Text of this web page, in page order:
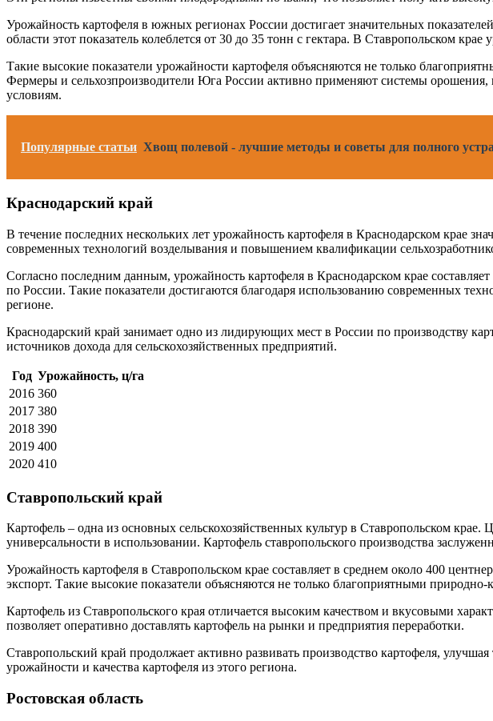
Урожайность картофеля в южных регионах России достигает значительных
области этот показатель колеблется от 30 до 35 тонн с гектара. В Ставропольском крае
Такие высокие показатели урожайности картофеля объясняются не только
Фермеры и сельхозпроизводители Юга России активно применяют системы
условиям.
Популярные статьи Хвощ полевой - лучшие методы и советы для полного
Краснодарский край
В течение последних нескольких лет урожайность картофеля в Краснодарском крае
современных технологий возделывания и повышением квалификации
Согласно последним данным, урожайность картофеля в Краснодарском крае
по России. Такие показатели достигаются благодаря использованию современных
регионе.
Краснодарский край занимает одно из лидирующих мест в России по производству
источников дохода для сельскохозяйственных предприятий.
Год Урожайность, ц/га
2016 360
2017 380
2018 390
2019 400
2020 410
Ставропольский край
Картофель – одна из основных сельскохозяйственных культур в Ставропольском
универсальности в использовании. Картофель ставропольского производства
Урожайность картофеля в Ставропольском крае составляет в среднем около 400
экспорт. Такие высокие показатели объясняются не только благоприятными
Картофель из Ставропольского края отличается высоким качеством и вкусовыми
позволяет оперативно доставлять картофель на рынки и предприятия переработки.
Ставропольский край продолжает активно развивать производство картофеля,
урожайности и качества картофеля из этого региона.
Ростовская область